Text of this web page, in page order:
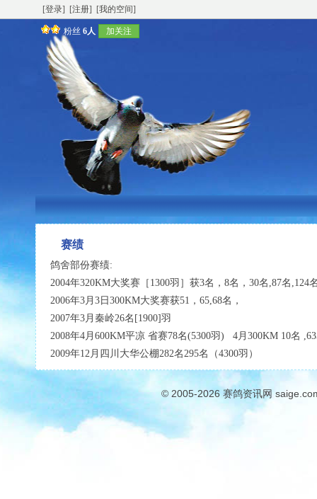
[登录] [注册] [我的空间]
粉丝 6人 加关注
赛绩
鸽舍部份赛绩:
2004年320KM大奖赛［1300羽］获3名，8名，30名,87名,124
2006年3月3日300KM大奖赛获51，65,68名，
2007年3月秦岭26名[1900]羽
2008年4月600KM平凉 省赛78名(5300羽) 4月300KM
2009年12月四川大华公棚282名295名（
© 2005-2026 赛鸽资讯网